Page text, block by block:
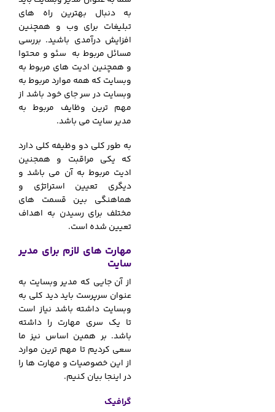
به دنبال بهترین راه های
تبلیغات برای وب و همچنین
افزایش درآمدی باشید. بررسی
مسائل مربوط به سئو و محتوا
و همچنین ادیت های مربوط به
وبسایت که همه موارد مربوط به
وبسایت در سر جای خود باشد از
مهم ترین وظایف مربوط به
مدیر سایت می باشد.
به طور کلی دو وظیفه کلی دارد
که یکی مراقبت و همجنین
ادیت مربوط به آن می باشد و
دیگری تعیین استراتژی و
هماهنگی بین قسمت های
مختلف برای رسیدن به اهداف
تعیین شده است.
مهارت های لازم برای مدیر
سایت
از آن جایی که مدیر وبسایت به
عنوان سرپرست باید دید کلی به
وبسایت داشته باشد نیاز است
تا یک سری مهارت را داشته
باشد. بر همین اساس نیز ما
سعی کردیم تا مهم ترین موارد
از این خصوصیات و مهارت ها را
در اینجا بیان کنیم.
گرافیک